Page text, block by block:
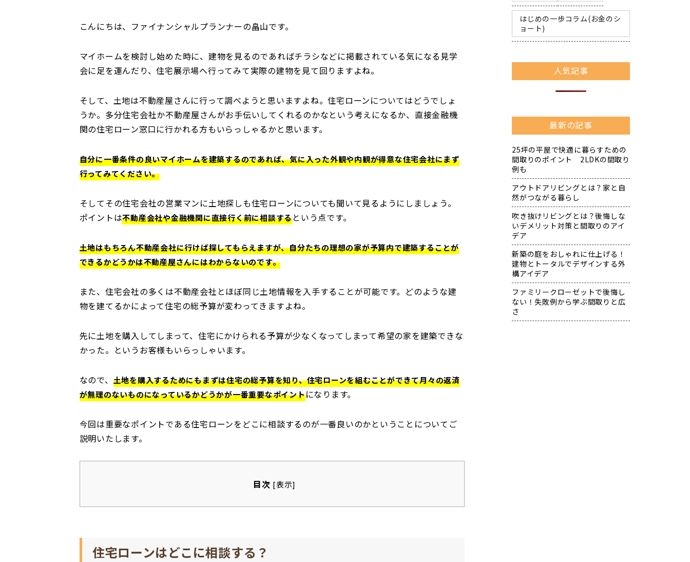
こんにちは、ファイナンシャルプランナーの畠山です。
マイホームを検討し始めた時に、建物を見るのであればチラシなどに掲載されている気になる見学
会に足を運んだり、住宅展示場へ行ってみて実際の建物を見て回りますよね。
そして、土地は不動産屋さんに行って調べようと思いますよね。住宅ローンについてはどうでしょ
うか。多分住宅会社か不動産屋さんがお手伝いしてくれるのかなという考えになるか、直接金融機
関の住宅ローン窓口に行かれる方もいらっしゃるかと思います。
自分に一番条件の良いマイホームを建築するのであれば、気に入った外観や内観が得意な住宅会社にまず
行ってみてください。
そしてその住宅会社の営業マンに土地探しも住宅ローンについても聞いて見るようにしましょう。
ポイントは不動産会社や金融機関に直接行く前に相談するという点です。
土地はもちろん不動産会社に行けば探してもらえますが、自分たちの理想の家が予算内で建築することが
できるかどうかは不動産屋さんにはわからないのです。
また、住宅会社の多くは不動産会社とほぼ同じ土地情報を入手することが可能です。どのような建
物を建てるかによって住宅の総予算が変わってきますよね。
先に土地を購入してしまって、住宅にかけられる予算が少なくなってしまって希望の家を建築できな
かった。というお客様もいらっしゃいます。
なので、 土地を購入するためにもまずは住宅の総予算を知り、住宅ローンを組むことができて月々の返済
が無理のないものになっているかどうかが一番重要なポイントになります。
今回は重要なポイントである住宅ローンをどこに相談するのが一番良いのかということについてご
説明いたします。
目次 [表示]
住宅ローンはどこに相談する？
はじめの一歩コラム(お金のシ
ョート)
人気記事
最新の記事
25坪の平屋で快適に暮らすための
間取りのポイント 2LDKの間取り
例も
アウトドアリビングとは？家と自
然がつながる暮らし
吹き抜けリビングとは？後悔しな
いデメリット対策と間取りのアイ
デア
新築の庭をおしゃれに仕上げる！
建物とトータルでデザインする外
構アイデア
ファミリークローゼットで後悔し
ない！失敗例から学ぶ間取りと広
さ